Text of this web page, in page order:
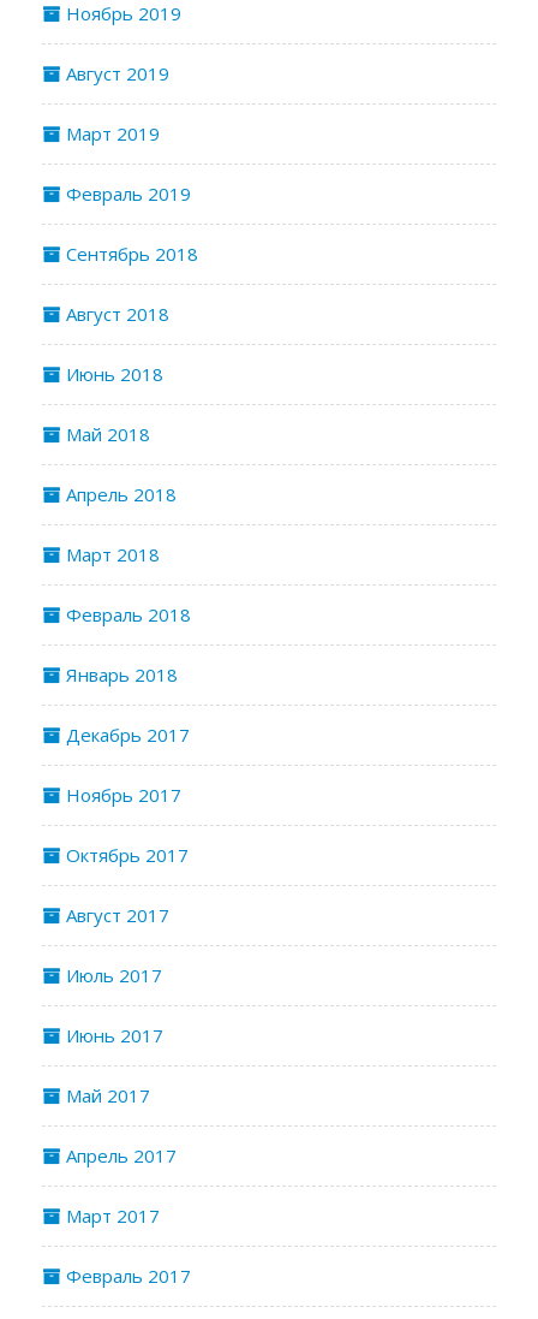
Ноябрь 2019
Август 2019
Март 2019
Февраль 2019
Сентябрь 2018
Август 2018
Июнь 2018
Май 2018
Апрель 2018
Март 2018
Февраль 2018
Январь 2018
Декабрь 2017
Ноябрь 2017
Октябрь 2017
Август 2017
Июль 2017
Июнь 2017
Май 2017
Апрель 2017
Март 2017
Февраль 2017